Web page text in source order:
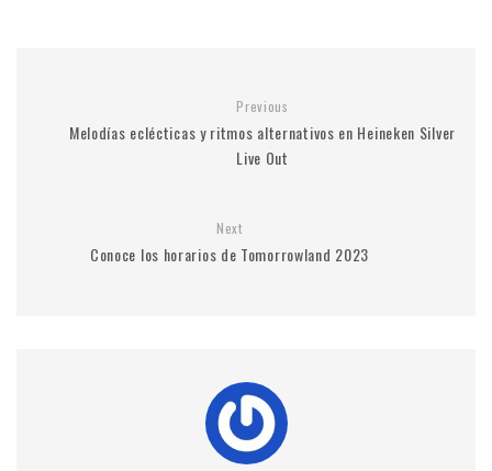
Previous
Melodías eclécticas y ritmos alternativos en Heineken Silver
Live Out
Next
Conoce los horarios de Tomorrowland 2023